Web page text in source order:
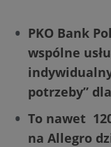
PKO Bank
wspólne
potrzeby”
To nawet
na Allegro